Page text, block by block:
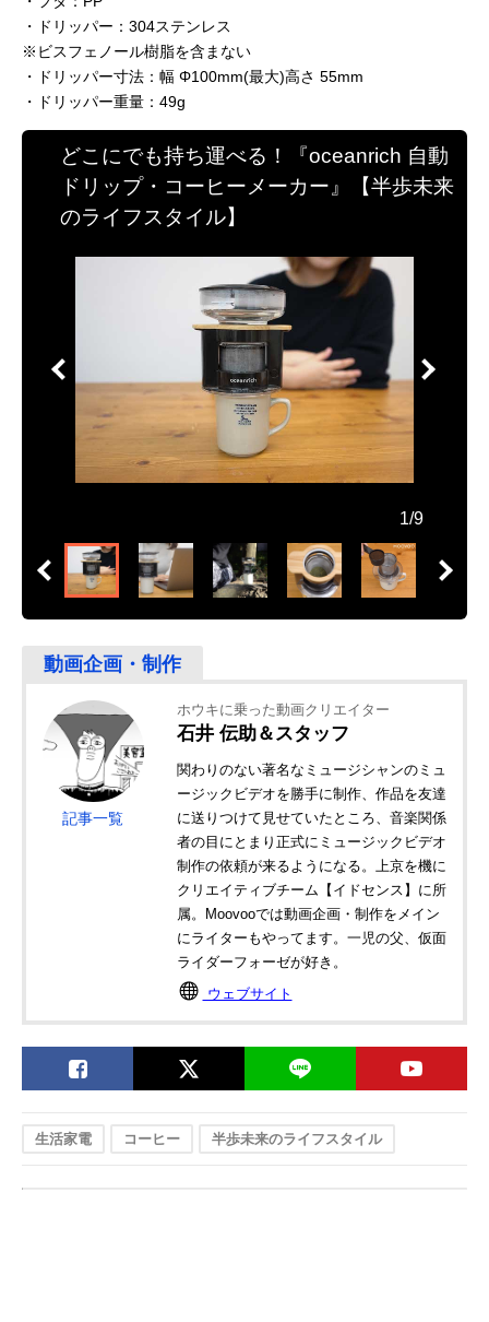
・ドリッパー：304ステンレス
※ビスフェノール樹脂を含まない
・ドリッパー寸法：幅 Φ100mm(最大)高さ 55mm
・ドリッパー重量：49g
どこにでも持ち運べる！『oceanrich 自動
ドリップ・コーヒーメーカー』【半歩未来
のライフスタイル】
1/9
記事一覧
ホウキに乗った動画クリエイター
石井 伝助＆スタッフ
関わりのない著名なミュージシャンのミュ
ージックビデオを勝手に制作、作品を友達
に送りつけて見せていたところ、音楽関係
者の目にとまり正式にミュージックビデオ
制作の依頼が来るようになる。上京を機に
クリエイティブチーム【イドセンス】に所
属。Moovooでは動画企画・制作をメイン
にライターもやってます。一児の父、仮面
ライダーフォーゼが好き。
ウェブサイト
生活家電 コーヒー 半歩未来のライフスタイル